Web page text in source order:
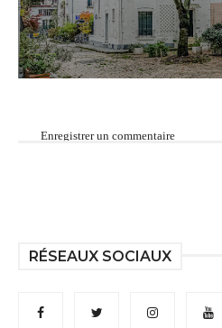
Enregistrer un commentaire
RÉSEAUX SOCIAUX